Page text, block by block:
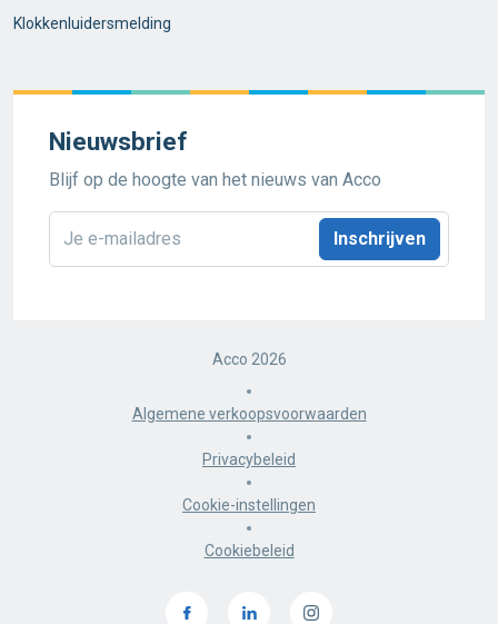
Klokkenluidersmelding
Nieuwsbrief
Blijf op de hoogte van het nieuws van Acco
Acco 2026
Algemene verkoopsvoorwaarden
Privacybeleid
Cookie-instellingen
Cookiebeleid